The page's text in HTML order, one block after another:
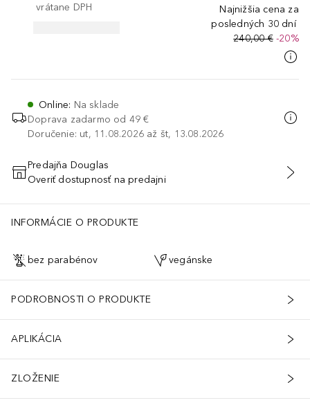
Najnižšia cena za
posledných 30 dní
240,00 €-20%
vrátane DPH
Online: Na sklade
Doprava zadarmo od 49 €
Doručenie: ut, 11.08.2026 až št, 13.08.2026
PRIDAŤ DO KOŠÍKA
Predajňa Douglas
Overiť dostupnosť na predajni
INFORMÁCIE O PRODUKTE
bez parabénov vegánske
PODROBNOSTI O PRODUKTE
APLIKÁCIA
ZLOŽENIE